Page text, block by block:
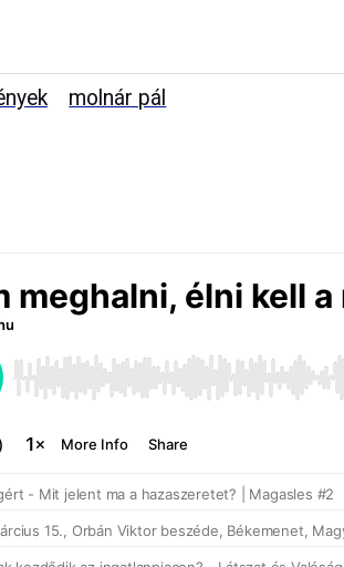
molnár pál